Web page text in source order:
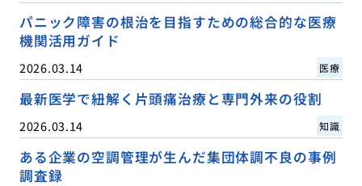
パニック障害の根治を目指すための総合的な医療
機関活用ガイド
2026.03.14 医療
最新医学で紐解く片頭痛治療と専門外来の役割
2026.03.14 知識
ある企業の空調管理が生んだ集団体調不良の事例
調査録